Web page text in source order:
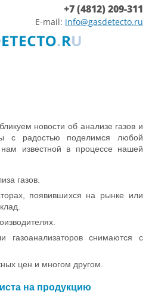
+7 (4812) 209-311
E-mail: info@gasdetecto.ru
новости об анализе газов и
с радостью поделимся любой
известной в процессе нашей
газов.
появившихся на рынке или
снимаются с
цен и многом другом.
на продукцию